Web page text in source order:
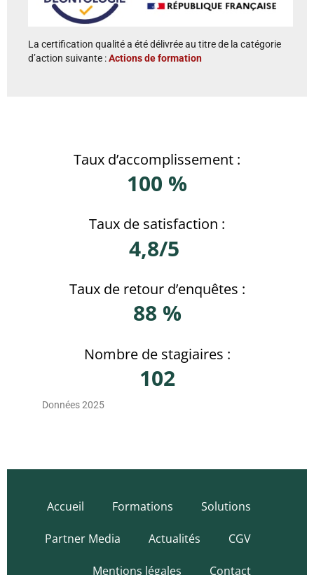
La certification qualité a été délivrée au titre de la catégorie
d’action suivante :Actions de formation
Nombre de stagiaires :
102
Taux de retour d’enquêtes :
88 %
Taux de satisfaction :
4,8/5
Taux d’accomplissement :
100 %
Données 2025
Accueil Formations Solutions
Partner Media Actualités CGV
Mentions légales Contact